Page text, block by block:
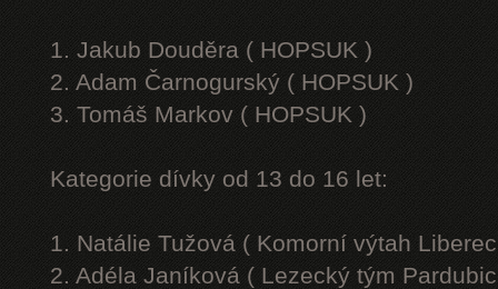
1. Jakub Douděra ( HOPSUK )
2. Adam Čarnogurský ( HOPSUK )
3. Tomáš Markov ( HOPSUK )
Kategorie dívky od 13 do 16 let:
1. Natálie Tužová ( Komorní výtah
2. Adéla Janíková ( Lezecký tým